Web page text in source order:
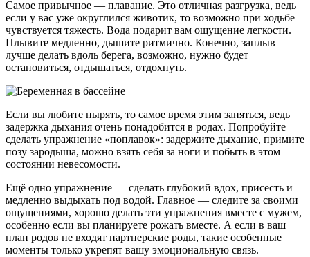
Самое привычное — плавание. Это отличная разгрузка, ведь
если у вас уже округлился животик, то возможно при ходьбе
чувствуется тяжесть. Вода подарит вам ощущение легкости.
Плывите медленно, дышите ритмично. Конечно, заплыв
лучше делать вдоль берега, возможно, нужно будет
остановиться, отдышаться, отдохнуть.
Если вы любите нырять, то самое время этим заняться, ведь
задержка дыхания очень понадобится в родах. Попробуйте
сделать упражнение «поплавок»: задержите дыхание, примите
позу зародыша, можно взять себя за ноги и побыть в этом
состоянии невесомости.
Ещё одно упражнение — сделать глубокий вдох, присесть и
медленно выдыхать под водой. Главное — следите за своими
ощущениями, хорошо делать эти упражнения вместе с мужем,
особенно если вы планируете рожать вместе. А если в ваш
план родов не входят партнерские роды, такие особенные
моменты только укрепят вашу эмоциональную связь.